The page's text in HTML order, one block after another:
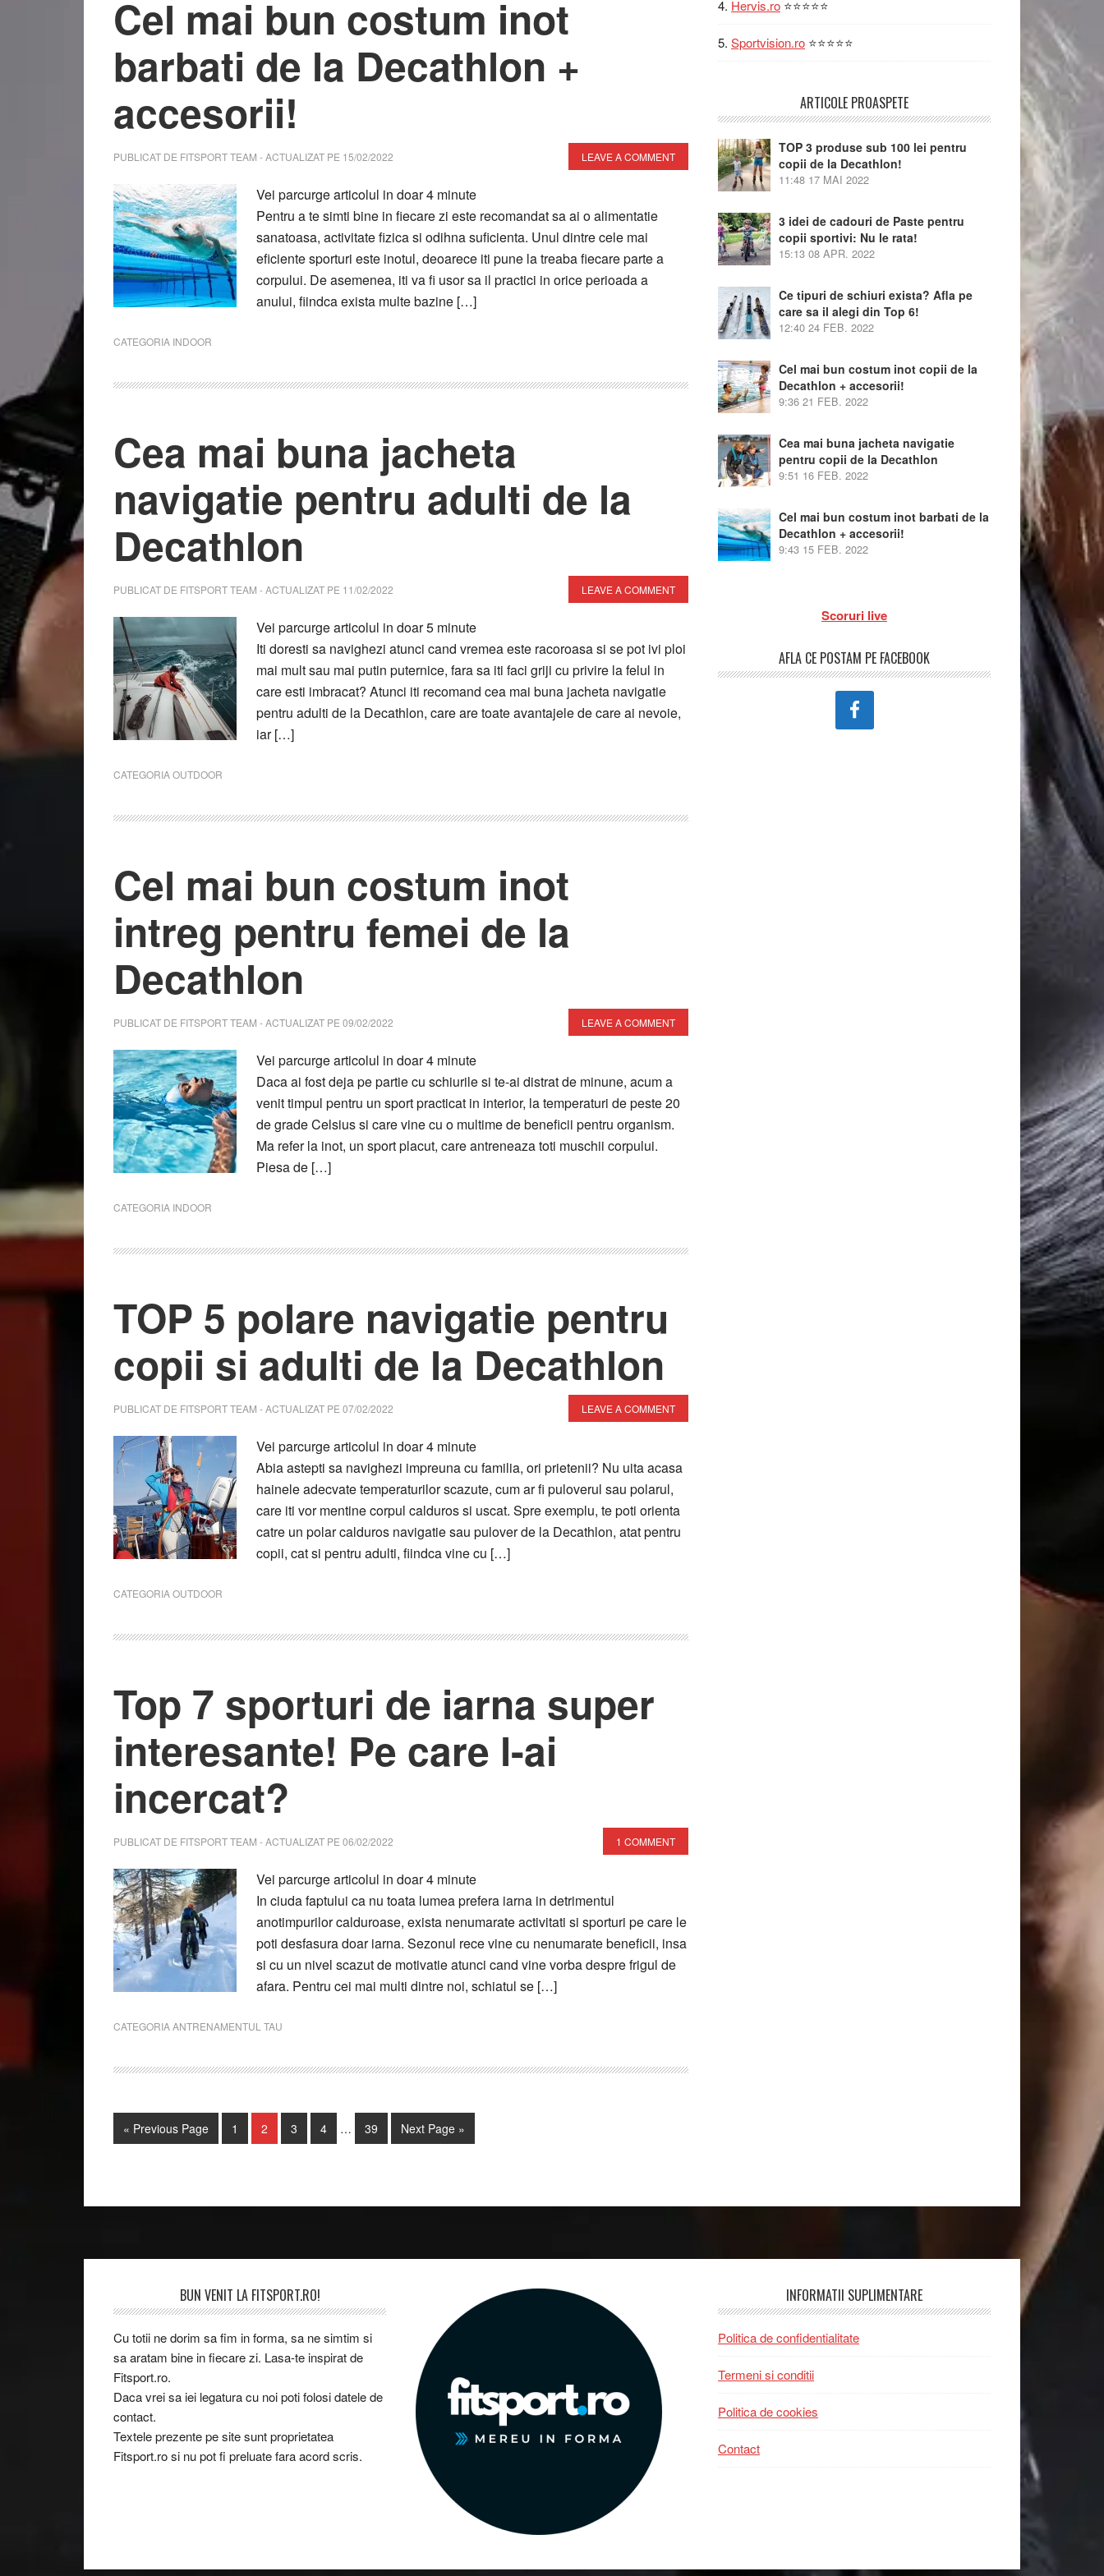
Cel mai bun costum inot
barbati de la Decathlon +
accesorii!
PUBLICAT DE FITSPORT TEAM - ACTUALIZAT PE 15/02/2022 LEAVE A COMMENT
Vei parcurge articolul in doar4 minute
Pentru a te simti bine in fiecare zi este recomandat sa ai o alimentatie
sanatoasa, activitate fizica si odihna suficienta. Unul dintre cele mai
eficiente sporturi este inotul, deoarece iti pune la treaba fiecare parte a
corpului. De asemenea, iti va fi usor sa il practici in orice perioada a
anului, fiindca exista multe bazine […]
CATEGORIA INDOOR
Cea mai buna jacheta
navigatie pentru adulti de la
Decathlon
PUBLICAT DE FITSPORT TEAM - ACTUALIZAT PE 11/02/2022 LEAVE A COMMENT
Vei parcurge articolul in doar5 minute
Iti doresti sa navighezi atunci cand vremea este racoroasa si se pot ivi ploi
mai mult sau mai putin puternice, fara sa iti faci griji cu privire la felul in
care esti imbracat? Atunci iti recomand cea mai buna jacheta navigatie
pentru adulti de la Decathlon, care are toate avantajele de care ai nevoie,
iar […]
CATEGORIAOUTDOOR
Cel mai bun costum inot
intreg pentru femei de la
Decathlon
PUBLICAT DE FITSPORT TEAM - ACTUALIZAT PE 09/02/2022 LEAVE A COMMENT
Vei parcurge articolul in doar4 minute
Daca ai fost deja pe partie cu schiurile si te-ai distrat de minune, acum a
venit timpul pentru un sport practicat in interior, la temperaturi de peste 20
de grade Celsius si care vine cu o multime de beneficii pentru organism.
Ma refer la inot, un sport placut, care antreneaza toti muschii corpului.
Piesa de […]
CATEGORIA INDOOR
TOP 5 polare navigatie pentru
copii si adulti de la Decathlon
PUBLICAT DE FITSPORT TEAM - ACTUALIZAT PE 07/02/2022 LEAVE A COMMENT
Vei parcurge articolul in doar4 minute
Abia astepti sa navighezi impreuna cu familia, ori prietenii? Nu uita acasa
hainele adecvate temperaturilor scazute, cum ar fi puloverul sau polarul,
care iti vor mentine corpul calduros si uscat. Spre exemplu, te poti orienta
catre un polar calduros navigatie sau pulover de la Decathlon, atat pentru
copii, cat si pentru adulti, fiindca vine cu […]
CATEGORIAOUTDOOR
Top 7 sporturi de iarna super
interesante! Pe care l-ai
incercat?
PUBLICAT DE FITSPORT TEAM - ACTUALIZAT PE 06/02/2022 1 COMMENT
Vei parcurge articolul in doar4 minute
In ciuda faptului ca nu toata lumea prefera iarna in detrimentul
anotimpurilor calduroase, exista nenumarate activitati si sporturi pe care le
poti desfasura doar iarna. Sezonul rece vine cu nenumarate beneficii, insa
si cu un nivel scazut de motivatie atunci cand vine vorba despre frigul de
afara. Pentru cei mai multi dintre noi, schiatul se […]
CATEGORIAANTRENAMENTUL TAU
« Go
to
Previous Page Page
1 Page
2 Page
3 Page
4
Interim
… Page
39
Go
to
Next Page »
Hervis.ro ⭐⭐⭐⭐⭐
Sportvision.ro ⭐⭐⭐⭐⭐
ARTICOLE PROASPETE
TOP 3 produse sub 100 lei pentru
copii de la Decathlon!
11:48 17 MAI 2022
3 idei de cadouri de Paste pentru
copii sportivi: Nu le rata!
15:13 08 APR. 2022
Ce tipuri de schiuri exista? Afla pe
care sa il alegi din Top 6!
12:40 24 FEB. 2022
Cel mai bun costum inot copii de la
Decathlon + accesorii!
9:36 21 FEB. 2022
Cea mai buna jacheta navigatie
pentru copii de la Decathlon
9:51 16 FEB. 2022
Cel mai bun costum inot barbati de la
Decathlon + accesorii!
9:43 15 FEB. 2022
Scoruri live
AFLA CE POSTAM PE FACEBOOK
BUN VENIT LA FITSPORT.RO!
Cu totii ne dorim sa fim in forma, sa ne simtim si
sa aratam bine in fiecare zi. Lasa-te inspirat de
Fitsport.ro.
Daca vrei sa iei legatura cu noi poti folosi datele de
contact.
Textele prezente pe site sunt proprietatea
Fitsport.ro si nu pot fi preluate fara acord scris.
INFORMATII SUPLIMENTARE
Politica de confidentialitate
Termeni si conditii
Politica de cookies
Contact